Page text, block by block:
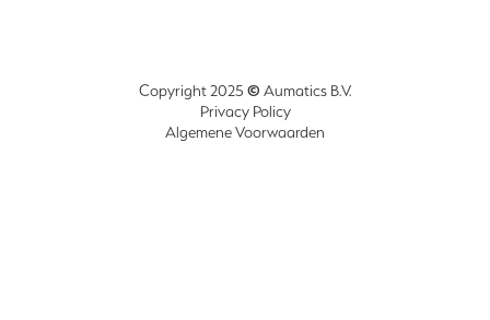
Copyright 2025 © Aumatics B.V.
Privacy Policy
Algemene Voorwaarden